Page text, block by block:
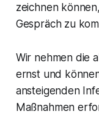
zeichnen
Gespräch zu
Wir nehmen die
ernst und
ansteigenden
Maßnahmen